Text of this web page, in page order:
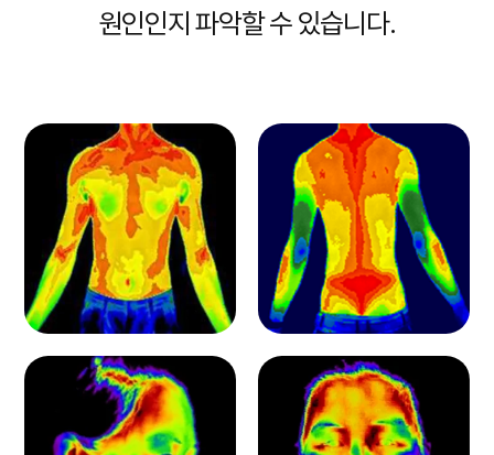
원인인지 파악할 수 있습니다.